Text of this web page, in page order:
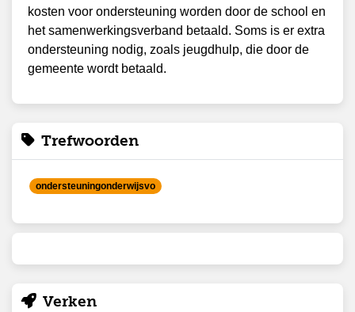
kosten voor ondersteuning worden door de school en
het samenwerkingsverband betaald. Soms is er extra
ondersteuning nodig, zoals jeugdhulp, die door de
gemeente wordt betaald.
Trefwoorden
ondersteuningonderwijsvo
Verken